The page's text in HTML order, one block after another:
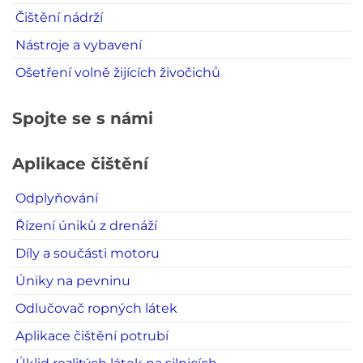
Čištění nádrží
Nástroje a vybavení
Ošetření volně žijících živočichů
Spojte se s námi
Aplikace čištění
Odplyňování
Řízení úniků z drenáží
Díly a součásti motoru
Úniky na pevninu
Odlučovač ropných látek
Aplikace čištění potrubí